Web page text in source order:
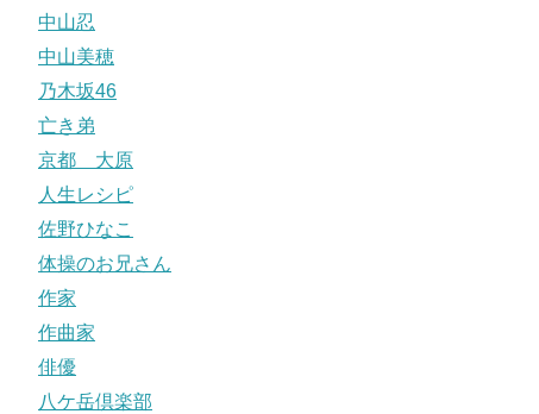
中山忍
中山美穂
乃木坂46
亡き弟
京都 大原
人生レシピ
佐野ひなこ
体操のお兄さん
作家
作曲家
俳優
八ケ岳倶楽部